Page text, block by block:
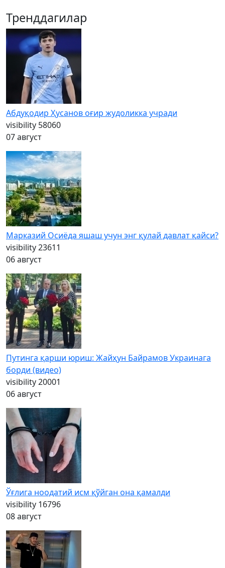
Тренддагилар
Абдуқодир Ҳусанов оғир жудоликка учради
visibility 58060
07 август
Марказий Осиёда яшаш учун энг қулай давлат қайси?
visibility23611
06 август
Путинга қарши юриш: Жайҳун Байрамов Украинага
борди (видео)
visibility20001
06 август
Ўғлига ноодатий исм қўйган она қамалди
visibility 16796
08 август